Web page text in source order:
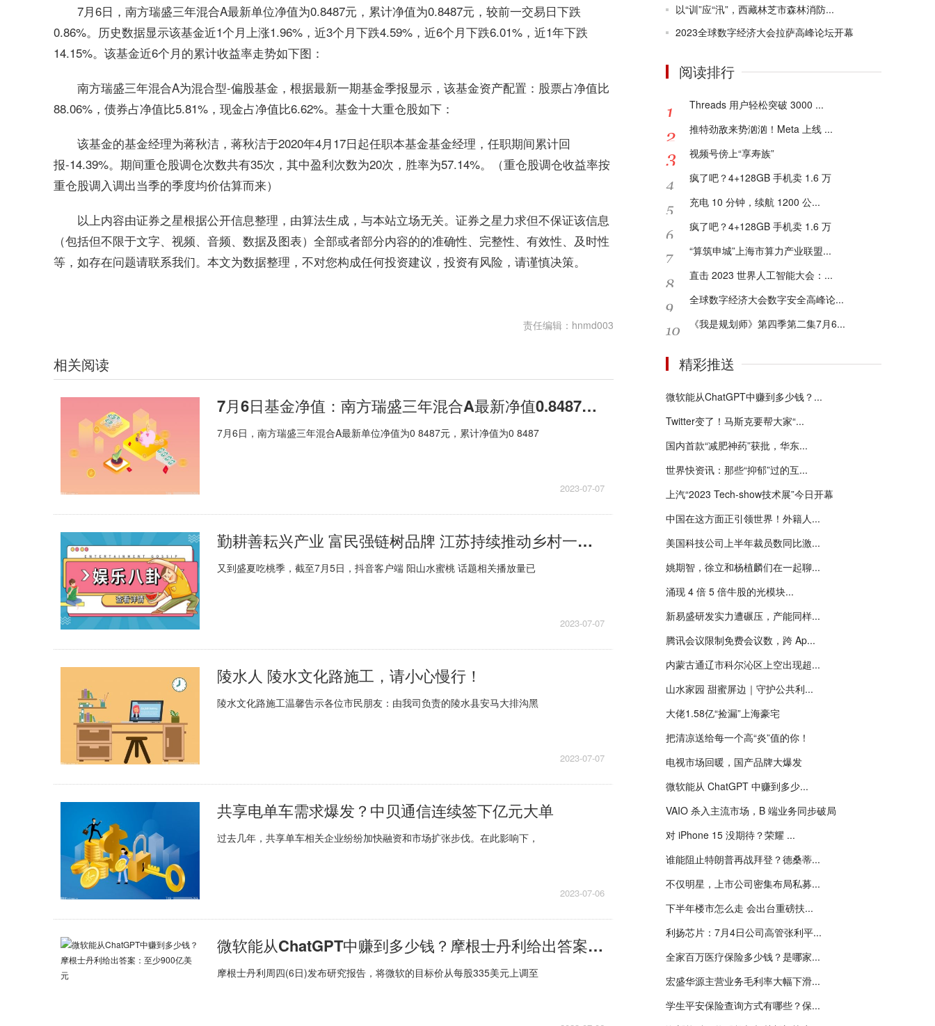
7月6日，南方瑞盛三年混合A最新单位净值为0.8487元，累计净值为0.8487元，较前一交易日下跌
0.86%。历史数据显示该基金近1个月上涨1.96%，近3个月下跌4.59%，近6个月下跌6.01%，近1年下跌
14.15%。该基金近6个月的累计收益率走势如下图：
南方瑞盛三年混合A为混合型-偏股基金，根据最新一期基金季报显示，该基金资产配置：股票占净值比
88.06%，债券占净值比5.81%，现金占净值比6.62%。基金十大重仓股如下：
该基金的基金经理为蒋秋洁，蒋秋洁于2020年4月17日起任职本基金基金经理，任职期间累计回
报-14.39%。期间重仓股调仓次数共有35次，其中盈利次数为20次，胜率为57.14%。（重仓股调仓收益率按
重仓股调入调出当季的季度均价估算而来）
以上内容由证券之星根据公开信息整理，由算法生成，与本站立场无关。证券之星力求但不保证该信息
（包括但不限于文字、视频、音频、数据及图表）全部或者部分内容的的准确性、完整性、有效性、及时性
等，如存在问题请联系我们。本文为数据整理，不对您构成任何投资建议，投资有风险，请谨慎决策。
责任编辑：hnmd003
相关阅读
7月6日基金净值：南方瑞盛三年混合A最新净值0.8487，跌0.86%
7月6日，南方瑞盛三年混合A最新单位净值为0 8487元，累计净值为0 8487
2023-07-07
勤耕善耘兴产业 富民强链树品牌 江苏持续推动乡村一二三产业融合发展
又到盛夏吃桃季，截至7月5日，抖音客户端 阳山水蜜桃 话题相关播放量已
2023-07-07
陵水人 陵水文化路施工，请小心慢行！
陵水文化路施工温馨告示各位市民朋友：由我司负责的陵水县安马大排沟黑
2023-07-07
共享电单车需求爆发？中贝通信连续签下亿元大单
过去几年，共享单车相关企业纷纷加快融资和市场扩张步伐。在此影响下，
2023-07-06
微软能从ChatGPT中赚到多少钱？摩根士丹利给出答案：至少900亿美元
摩根士丹利周四(6日)发布研究报告，将微软的目标价从每股335美元上调至
以“训”应“汛”，西藏林芝市森林消防...
2023全球数字经济大会拉萨高峰论坛开幕
阅读排行
Threads 用户轻松突破 3000 ...
推特劲敌来势汹汹！Meta 上线 ...
视频号傍上“享寿族”
疯了吧？4+128GB 手机卖 1.6 万
充电 10 分钟，续航 1200 公...
疯了吧？4+128GB 手机卖 1.6 万
“算筑申城”上海市算力产业联盟...
直击 2023 世界人工智能大会：...
全球数字经济大会数字安全高峰论...
《我是规划师》第四季第二集7月6...
精彩推送
微软能从ChatGPT中赚到多少钱？...
Twitter变了！马斯克要帮大家“...
国内首款“减肥神药”获批，华东...
世界快资讯：那些“抑郁”过的互...
上汽“2023 Tech-show技术展”今日开幕
中国在这方面正引领世界！外籍人...
美国科技公司上半年裁员数同比激...
姚期智，徐立和杨植麟们在一起聊...
涌现 4 倍 5 倍牛股的光模块...
新易盛研发实力遭碾压，产能同样...
腾讯会议限制免费会议数，跨 Ap...
内蒙古通辽市科尔沁区上空出现超...
山水家园 甜蜜屏边｜守护公共利...
大佬1.58亿“捡漏”上海豪宅
把清凉送给每一个高“炎”值的你！
电视市场回暖，国产品牌大爆发
微软能从 ChatGPT 中赚到多少...
VAIO 杀入主流市场，B 端业务同步破局
对 iPhone 15 没期待？荣耀 ...
谁能阻止特朗普再战拜登？德桑蒂...
不仅明星，上市公司密集布局私募...
下半年楼市怎么走 会出台重磅扶...
利扬芯片：7月4日公司高管张利平...
全家百万医疗保险多少钱？是哪家...
宏盛华源主营业务毛利率大幅下滑...
学生平安保险查询方式有哪些？保...